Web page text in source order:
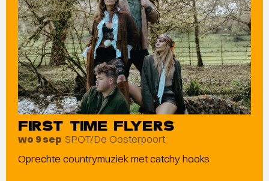
FIRST TIME FLYERS
wo 9 sep SPOT/De Oosterpoort
Oprechte countrymuziek met catchy hooks